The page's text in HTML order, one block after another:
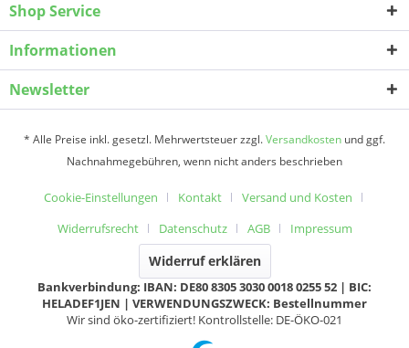
Shop Service
Informationen
Newsletter
* Alle Preise inkl. gesetzl. Mehrwertsteuer zzgl.Versandkosten und ggf.
Nachnahmegebühren, wenn nicht anders beschrieben
Cookie-Einstellungen Kontakt
Versand und Kosten
Widerrufsrecht
Datenschutz AGB Impressum
Widerruf erklären
Bankverbindung: IBAN: DE80 8305 3030 0018 0255 52 | BIC:
HELADEF1JEN | VERWENDUNGSZWECK: Bestellnummer
Wir sind öko-zertifiziert! Kontrollstelle: DE-ÖKO-021